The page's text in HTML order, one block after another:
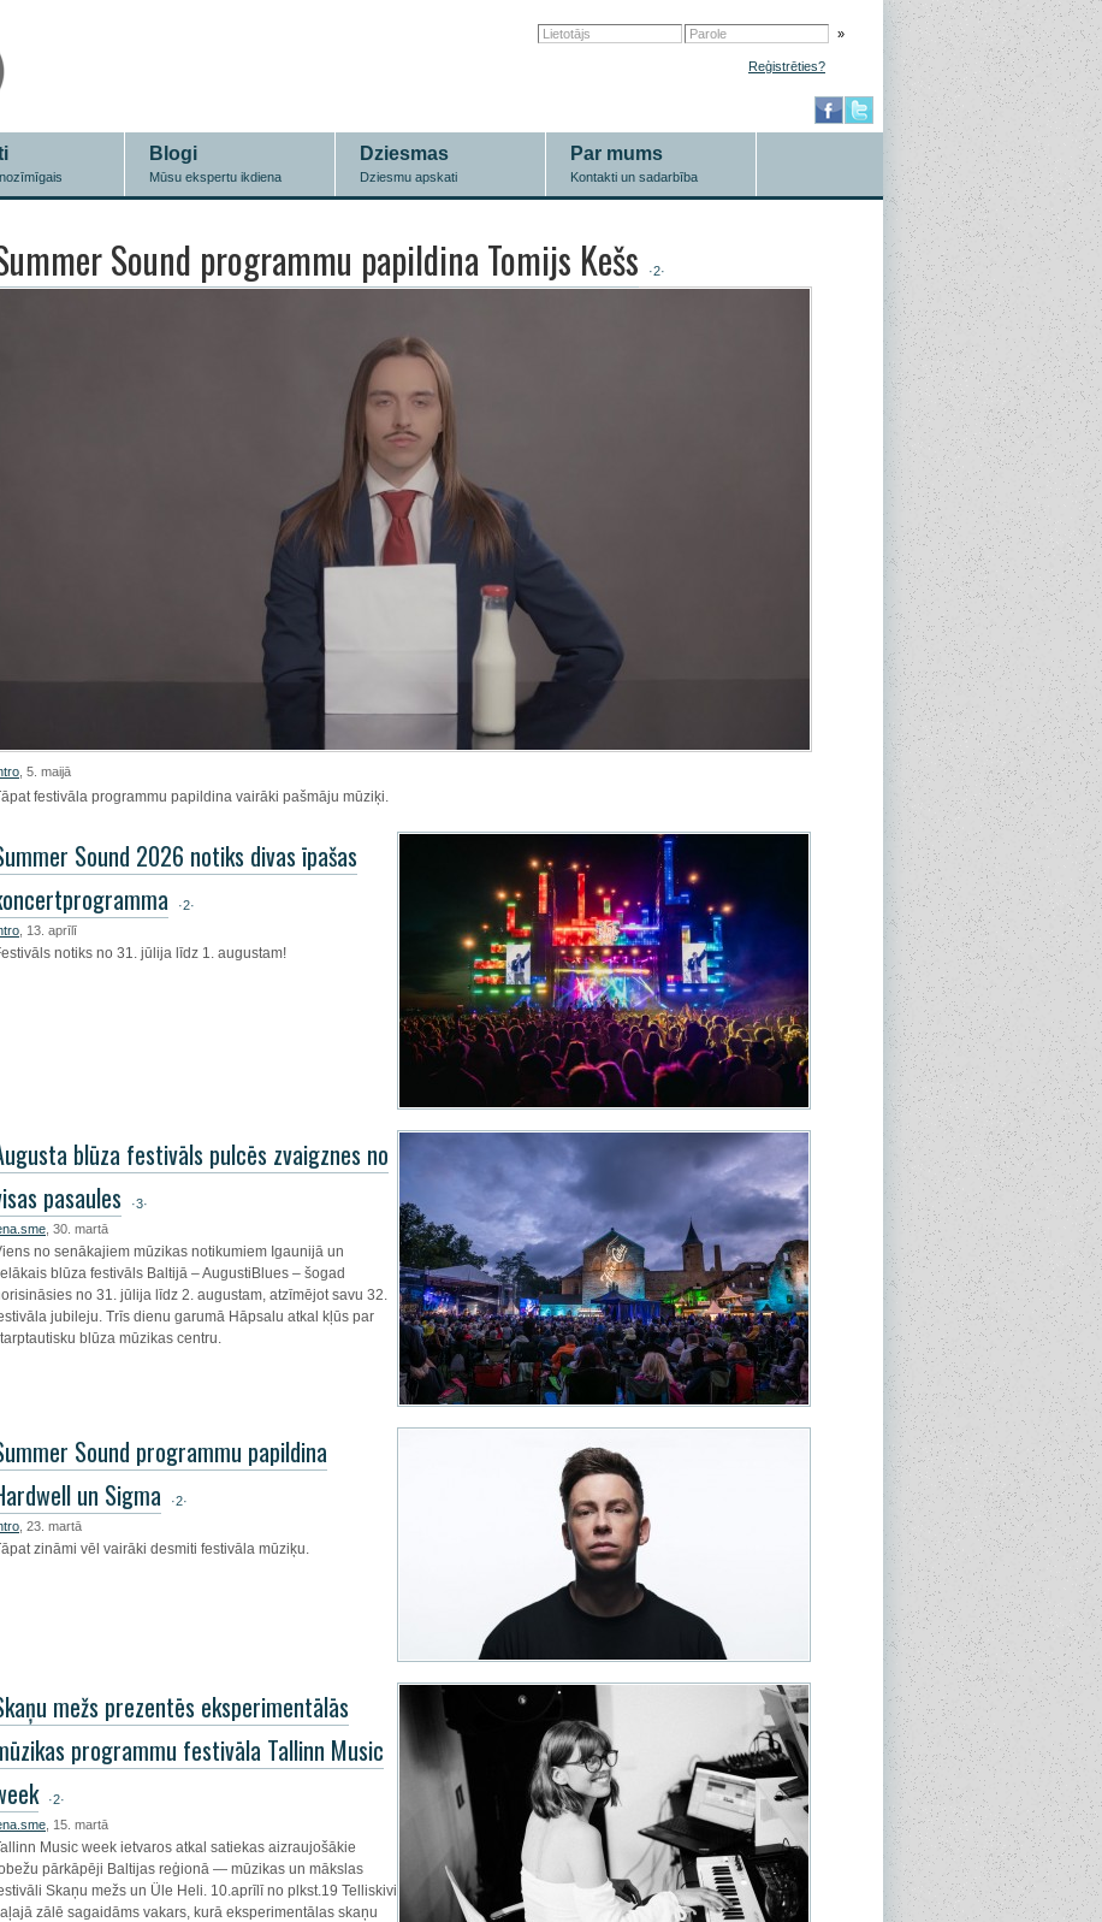
»
Reģistrēties?
Blogi
Mūsu ekspertu ikdiena
Dziesmas
Dziesmu apskati
Par mums
Kontakti un sadarbība
Sound programmu papildina Tomijs Kešs ·2·
, 5. maijā
festivāla programmu papildina vairāki pašmāju mūziķi.
Sound 2026 notiks divas īpašas
·2·
, 13. aprīlī
notiks no 31. jūlija līdz 1. augustam!
blūza festivāls pulcēs zvaigznes no
pasaules
·3·
, 30. martā
no senākajiem mūzikas notikumiem Igaunijā un
blūza festivāls Baltijā – AugustiBlues – šogad
no 31. jūlija līdz 2. augustam, atzīmējot savu 32.
jubileju. Trīs dienu garumā Hāpsalu atkal kļūs par
blūza mūzikas centru.
Sound programmu papildina
un Sigma
·2·
, 23. martā
zināmi vēl vairāki desmiti festivāla mūziķu.
mežs prezentēs eksperimentālās
programmu festivāla Tallinn Music
·2·
, 15. martā
Music week ietvaros atkal satiekas aizraujošākie
pārkāpēji Baltijas reģionā — mūzikas un mākslas
Skaņu mežs un Üle Heli. 10.aprīlī no plkst.19 Telliskivi
zālē sagaidāms vakars, kurā eksperimentālas skaņu